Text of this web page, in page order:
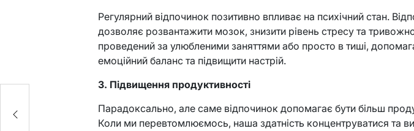
Регулярний відпочинок позитивно впливає на психічний стан.
дозволяє розвантажити мозок, знизити рівень стресу та
проведений за улюбленими заняттями або просто в тиші,
емоційний баланс та підвищити настрій.
3. Підвищення продуктивності
Парадоксально, але саме відпочинок допомагає бути більш
Коли ми перевтомлюємось, наша здатність концентруватися та